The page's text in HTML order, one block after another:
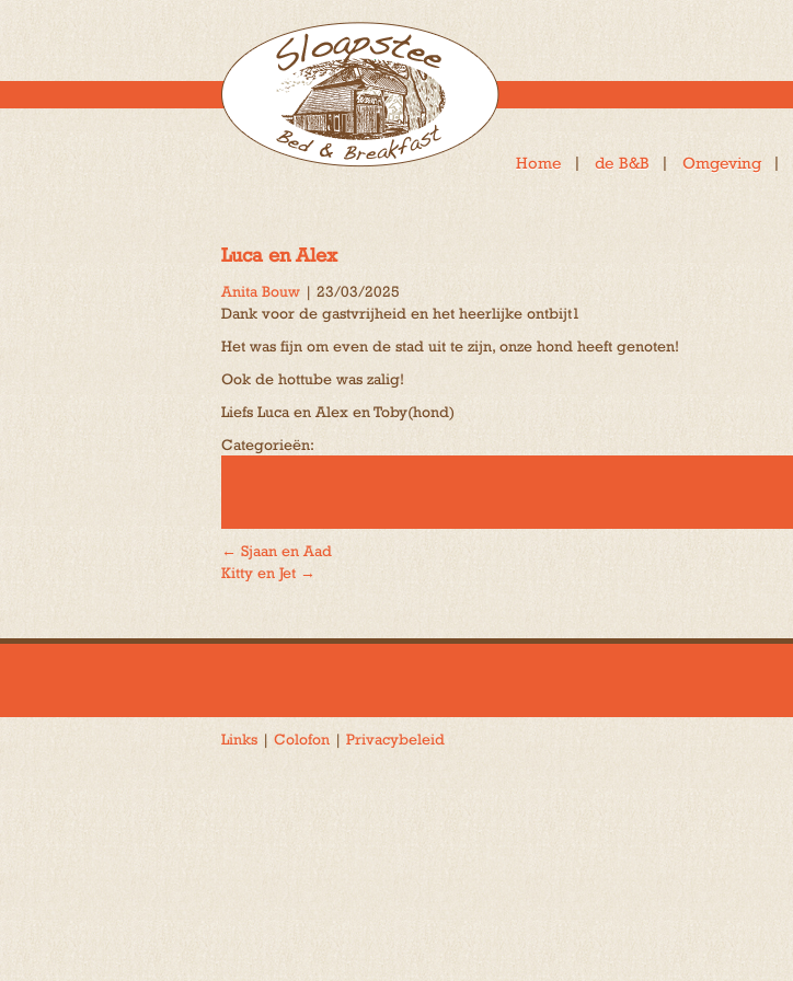
Home de B&B Omgeving
Luca en Alex
Anita Bouw | 23/03/2025
Dank voor de gastvrijheid en het heerlijke ontbijt1
Het was fijn om even de stad uit te zijn, onze hond heeft genoten!
Ook de hottube was zalig!
Liefs Luca en Alex en Toby(hond)
Categorieën:
Bericht
← Sjaan en Aad
Kitty en Jet →
Links | Colofon | Privacybeleid